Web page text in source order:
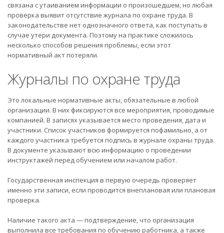
связана с утаиванием информации о произошедшем, но любая
проверка выявит отсутствие журнала по охране труда. В
законодательстве нет однозначного ответа, как поступать в
случае утери документа. Поэтому на практике сложилось
несколько способов решения проблемы, если этот
нормативный акт потеряли.
Журналы по охране труда
Это локальные нормативные акты, обязательные в любой
организации. В них фиксируются все мероприятия, проводимые
компанией. В записях указывается место проведения, дата и
участники. Список участников формируется пофамильно, а от
каждого участника требуется подпись в журнале охраны труда.
В документе указывают всю информацию о проведении
инструктажей перед обучением или началом работ.
Государственная инспекция в первую очередь проверяет
именно эти записи, если проводится внеплановая или плановая
проверка.
Наличие такого акта — подтверждение, что организация
выполнила все требования по обучению работника, а также